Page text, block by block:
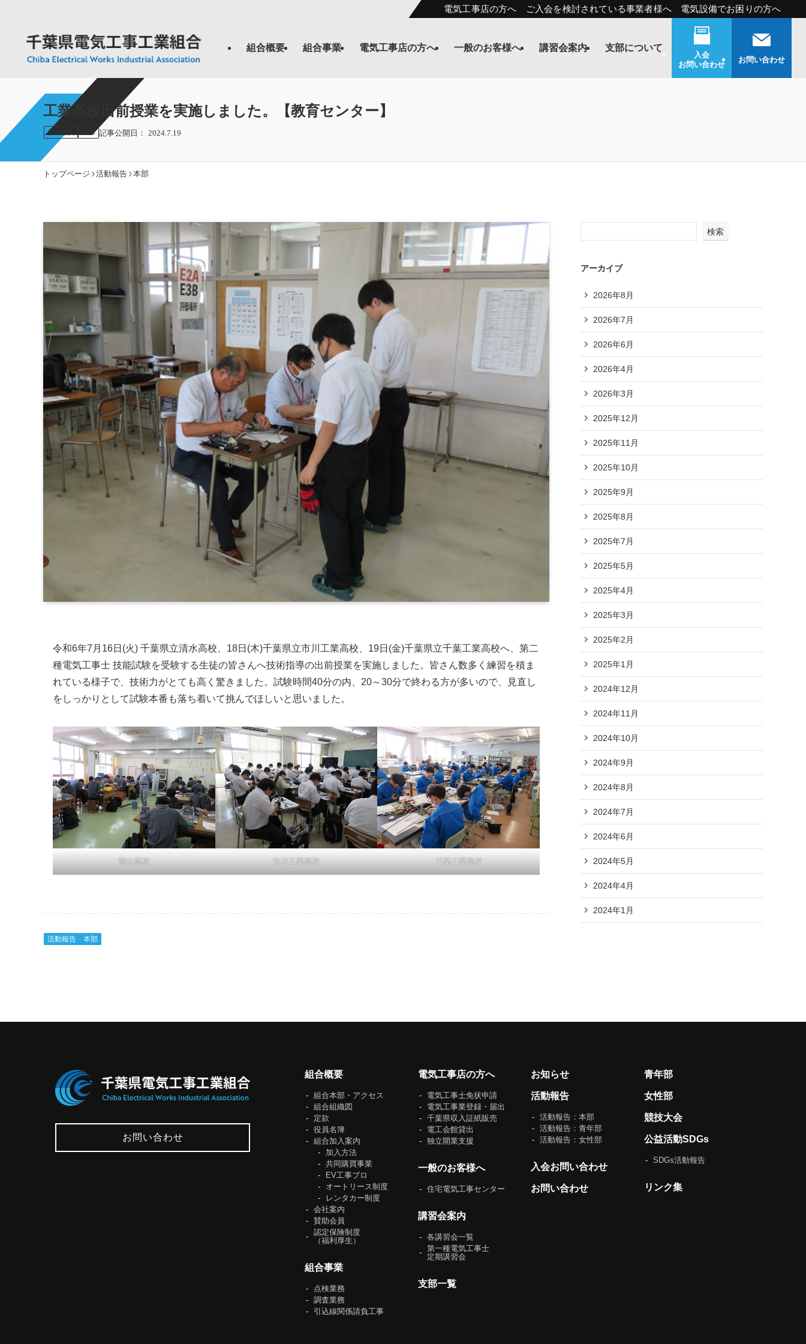
電気工事店の方へ ご入会を検討されている事業者様へ 電気設備でお困りの方へ
組合概要 組合事業 電気工事店の方へ 一般のお客様へ 講習会案内 支部について
入会
お問い合わせ
お問い合わせ
工業高校出前授業を実施しました。【教育センター】
活動報告 本部 2024.7.19
トップページ 活動報告 本部
令和6年7月16日(火) 千葉県立清水高校、18日(木)千葉県立市川工業高校、19日(金)千葉県立千葉工業高校へ、第二
種電気工事士 技能試験を受験する生徒の皆さんへ技術指導の出前授業を実施しました。皆さん数多く練習を積ま
れている様子で、技術力がとても高く驚きました。試験時間40分の内、20～30分で終わる方が多いので、見直し
をしっかりとして試験本番も落ち着いて挑んでほしいと思いました。
清水高校 市川工業高校 千葉工業高校
活動報告 本部
検索
アーカイブ
2026年8月
2026年7月
2026年6月
2026年4月
2026年3月
2025年12月
2025年11月
2025年10月
2025年9月
2025年8月
2025年7月
2025年5月
2025年4月
2025年3月
2025年2月
2025年1月
2024年12月
2024年11月
2024年10月
2024年9月
2024年8月
2024年7月
2024年6月
2024年5月
2024年4月
2024年1月
組合概要
組合本部・アクセス
組合組織図
定款
役員名簿
組合加入案内
加入方法
共同購買事業
EV工事プロ
オートリース制度
レンタカー制度
会社案内
賛助会員
認定保険制度
（福利厚生）
組合事業
点検業務
調査業務
引込線関係請負工事
電気工事店の方へ
電気工事士免状申請
電気工事業登録・届出
千葉県収入証紙販売
電工会館貸出
独立開業支援
一般のお客様へ
住宅電気工事センター
講習会案内
各講習会一覧
第一種電気工事士
定期講習会
支部一覧
お知らせ
活動報告
活動報告：本部
活動報告：青年部
活動報告：女性部
入会お問い合わせ
お問い合わせ
青年部
女性部
競技大会
公益活動SDGs
SDGs活動報告
リンク集
お問い合わせ